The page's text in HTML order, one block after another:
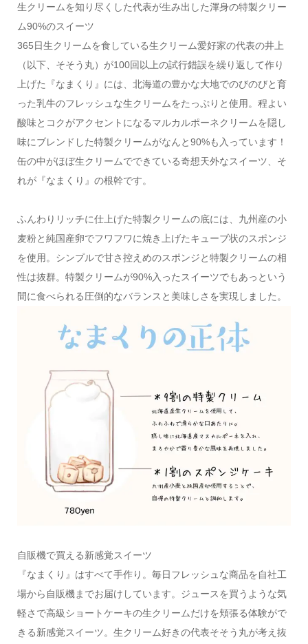
生クリームを知り尽くした代表が生み出した渾身の特製クリー
ム90%のスイーツ
365日生クリームを食している生クリーム愛好家の代表の井上
（以下、そそう丸）が100回以上の試行錯誤を繰り返して作り
上げた『なまくり』には、北海道の豊かな大地でのびのびと育
った乳牛のフレッシュな生クリームをたっぷりと使用。程よい
酸味とコクがアクセントになるマルカルポーネクリームを隠し
味にブレンドした特製クリームがなんと90%も入っています！
缶の中がほぼ生クリームでできている奇想天外なスイーツ、そ
れが『なまくり』の根幹です。
ふんわりリッチに仕上げた特製クリームの底には、九州産の小
麦粉と純国産卵でフワフワに焼き上げたキューブ状のスポンジ
を使用。シンプルで甘さ控えめのスポンジと特製クリームの相
性は抜群。特製クリームが90%入ったスイーツでもあっという
間に食べられる圧倒的なバランスと美味しさを実現しました。
自販機で買える新感覚スイーツ
『なまくり』はすべて手作り。毎日フレッシュな商品を自社工
場から自販機までお届けしています。ジュースを買うような気
軽さで高級ショートケーキの生クリームだけを頬張る体験がで
きる新感覚スイーツ。生クリーム好きの代表そそう丸が考え抜